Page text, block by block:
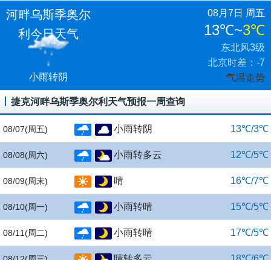
河畔乌斯季奥尔
利今日天气
小雨转阴
08月7日 周五
13℃~3℃
东北风3级
北京时差：-7
气温走势
捷克河畔乌斯季奥尔利天气预报一周查询
08/07(周五) 小雨转阴 13℃/3℃
08/08(周六) 小雨转多云 12℃/5℃
08/09(周末) 晴 16℃/7℃
08/10(周一) 小雨转晴 15℃/5℃
08/11 (周二) 小雨转晴 17℃/5℃